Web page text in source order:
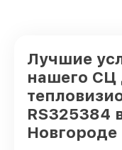
Лучшие
нашего СЦ
RS325384
Новгороде